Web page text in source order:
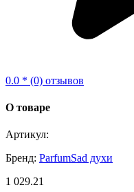
0.0 * (0) отзывов
О товаре
Артикул:
Бренд: ParfumSad духи
1 029.21